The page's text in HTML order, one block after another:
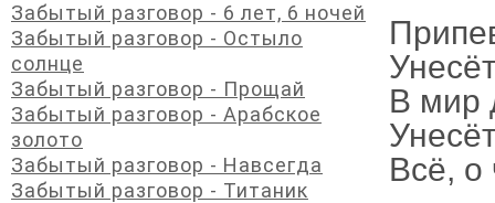
В мир
Всё,
Забытый разговор - 6 лет, 6 ночей
Забытый разговор - Остыло
солнце
Забытый разговор - Прощай
Забытый разговор - Арабское
золото
Забытый разговор - Навсегда
Забытый разговор - Титаник